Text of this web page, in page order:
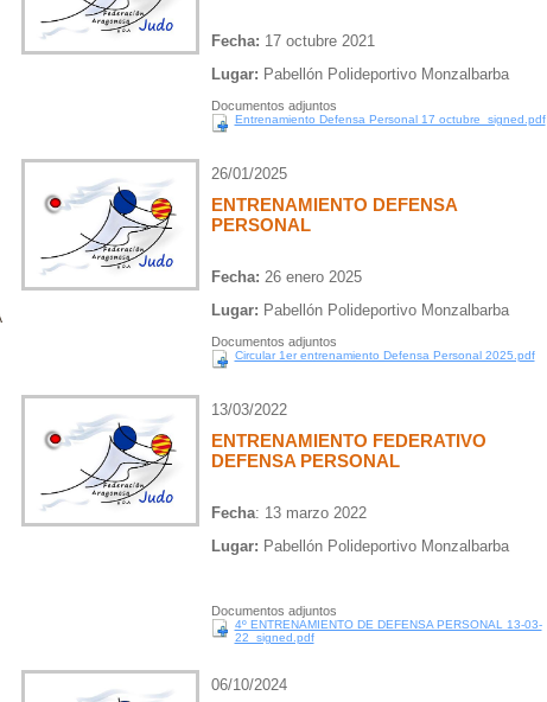
Fecha: 17 octubre 2021
Lugar: Pabellón Polideportivo Monzalbarba
Documentos adjuntos
Entrenamiento Defensa Personal 17 octubre_signed.pdf
26/01/2025
ENTRENAMIENTO DEFENSA
PERSONAL
Fecha: 26 enero 2025
Lugar: Pabellón Polideportivo Monzalbarba
Documentos adjuntos
Circular 1er entrenamiento Defensa Personal 2025.pdf
13/03/2022
ENTRENAMIENTO FEDERATIVO
DEFENSA PERSONAL
Fecha: 13 marzo 2022
Lugar: Pabellón Polideportivo Monzalbarba
Documentos adjuntos
4º ENTRENAMIENTO DE DEFENSA PERSONAL 13-03-
22_signed.pdf
06/10/2024